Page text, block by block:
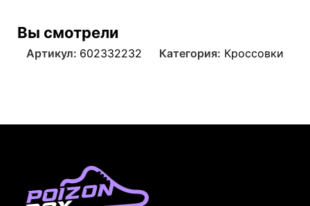
Вы смотрели
Артикул: 602332232 Категория: Кроссовки